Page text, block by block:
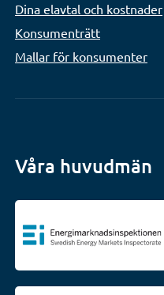
Dina elavtal och kostnader
Konsumenträtt
Mallar för konsumenter
Våra huvudmän